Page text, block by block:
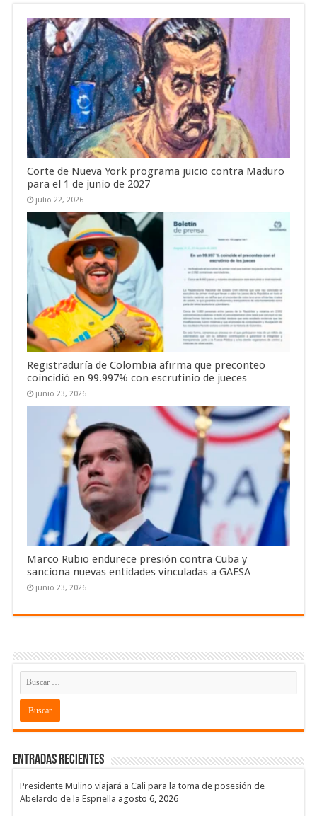
Corte de Nueva York programa juicio contra Maduro
para el 1 de junio de 2027
julio 22, 2026
Registraduría de Colombia afirma que preconteo
coincidió en 99.997% con escrutinio de jueces
junio 23, 2026
Marco Rubio endurece presión contra Cuba y
sanciona nuevas entidades vinculadas a GAESA
junio 23, 2026
Entradas recientes
Presidente Mulino viajará a Cali para la toma de posesión de
Abelardo de la Espriella agosto 6, 2026